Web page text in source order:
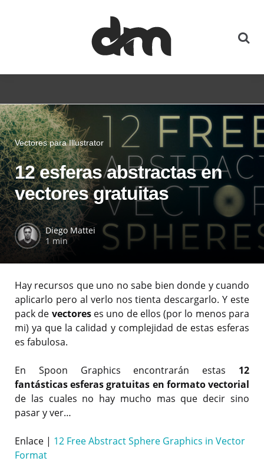
Vectores para Illustrator
12 esferas abstractas en
vectores gratuitas
Diego Mattei
1 min
Hay recursos que uno no sabe bien donde y cuando
aplicarlo pero al verlo nos tienta descargarlo. Y este
pack de vectoreses uno de ellos (por lo menos para
mi) ya que la calidad y complejidad de estas esferas
es fabulosa.
En Spoon Graphics encontrarán estas 12
fantásticas esferas gratuitas en formato vectorial
de las cuales no hay mucho mas que decir sino
pasar y ver…
Enlace | 12 Free Abstract Sphere Graphics in Vector
Format